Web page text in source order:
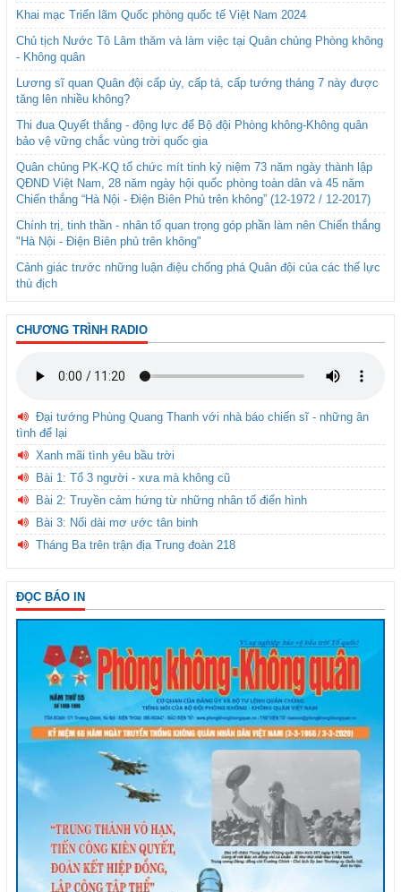
Khai mạc Triển lãm Quốc phòng quốc tế Việt Nam 2024
Chủ tịch Nước Tô Lâm thăm và làm việc tại Quân chủng Phòng không
- Không quân
Lương sĩ quan Quân đội cấp úy, cấp tá, cấp tướng tháng 7 này được
tăng lên nhiều không?
Thi đua Quyết thắng - động lực để Bộ đội Phòng không-Không quân
bảo vệ vững chắc vùng trời quốc gia
Quân chủng PK-KQ tổ chức mít tinh kỷ niệm 73 năm ngày thành lập
QĐND Việt Nam, 28 năm ngày hội quốc phòng toàn dân và 45 năm
Chiến thắng “Hà Nội - Điện Biên Phủ trên không” (12-1972 / 12-2017)
Chính trị, tinh thần - nhân tố quan trọng góp phần làm nên Chiến thắng
"Hà Nội - Điện Biên phủ trên không"
Cảnh giác trước những luận điệu chống phá Quân đội của các thế lực
thù địch
CHƯƠNG TRÌNH RADIO
Đại tướng Phùng Quang Thanh với nhà báo chiến sĩ - những ân
tình để lại
Xanh mãi tình yêu bầu trời
Bài 1: Tổ 3 người - xưa mà không cũ
Bài 2: Truyền cảm hứng từ những nhân tố điển hình
Bài 3: Nối dài mơ ước tân binh
Tháng Ba trên trận địa Trung đoàn 218
ĐỌC BÁO IN